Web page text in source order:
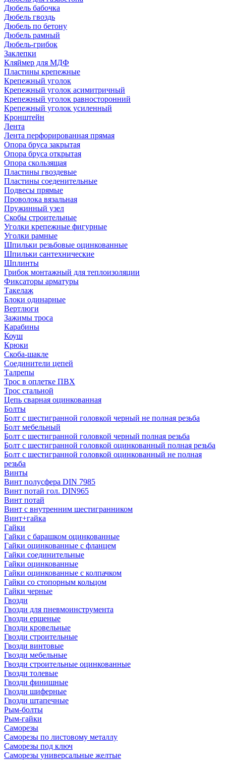
Дюбель бабочка
Дюбель гвоздь
Дюбель по бетону
Дюбель рамный
Дюбель-грибок
Заклепки
Кляймер для МДФ
Пластины крепежные
Крепежный уголок
Крепежный уголок асимитричный
Крепежный уголок равносторонний
Крепежный уголок усиленный
Кронштейн
Лента
Лента перфорированная прямая
Опора бруса закрытая
Опора бруса открытая
Опора скользящая
Пластины гвоздевые
Пластины соеденительные
Подвесы прямые
Проволока вязальная
Пружинный узел
Скобы строительные
Уголки крепежные фигурные
Уголки рамные
Шпильки резьбовые оцинкованные
Шпильки сантехнические
Шплинты
Грибок монтажный для теплоизоляции
Фиксаторы арматуры
Такелаж
Блоки одинарные
Вертлюги
Зажимы троса
Карабины
Коуш
Крюки
Скоба-шакле
Соединители цепей
Талрепы
Трос в оплетке ПВХ
Трос стальной
Цепь сварная оцинкованная
Болты
Болт с шестигранной головкой черный не полная резьба
Болт мебельный
Болт с шестигранной головкой черный полная резьба
Болт с шестигранной головкой оцинкованный полная резьба
Болт с шестигранной головкой оцинкованный не полная
резьба
Винты
Винт полусфера DIN 7985
Винт потай гол. DIN965
Винт потай
Винт с внутренним шестигранником
Винт+гайка
Гайки
Гайки с барашком оцинкованные
Гайки оцинкованные с фланцем
Гайки соединительные
Гайки оцинкованные
Гайки оцинкованные с колпачком
Гайки со стопорным кольцом
Гайки черные
Гвозди
Гвозди для пневмоинструмента
Гвозди ершеные
Гвозди кровельные
Гвозди строительные
Гвозди винтовые
Гвозди мебельные
Гвозди строительные оцинкованные
Гвозди толевые
Гвозди финишные
Гвозди шиферные
Гвозди штапечные
Рым-болты
Рым-гайки
Саморезы
Саморезы по листовому металлу
Саморезы под ключ
Саморезы универсальные желтые